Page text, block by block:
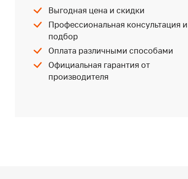
Выгодная цена и скидки
Профессиональная консультация и
подбор
Оплата различными способами
Официальная гарантия от
производителя